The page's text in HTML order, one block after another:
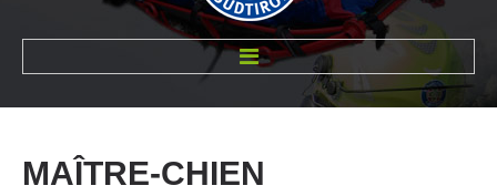
MAÎTRE-CHIEN